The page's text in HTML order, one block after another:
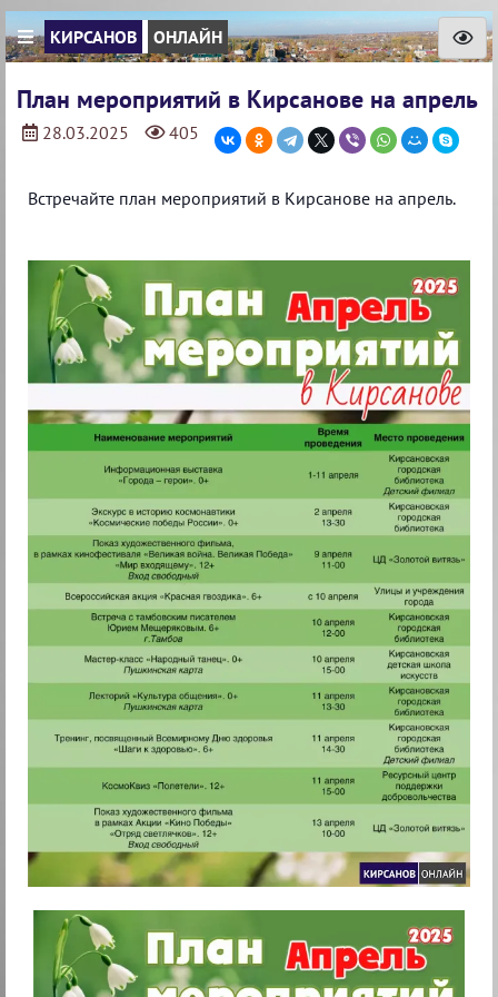
КИРСАНОВ ОНЛАЙН
План мероприятий в Кирсанове на апрель
28.03.2025 405
Встречайте план мероприятий в Кирсанове на апрель.